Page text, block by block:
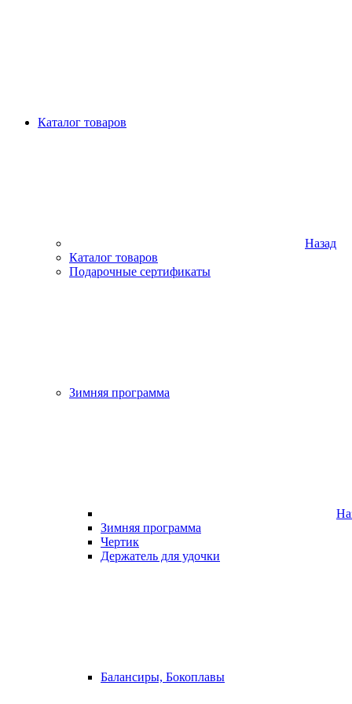
Каталог товаров
Назад
Каталог товаров
Подарочные сертификаты
Зимняя программа
Зимняя программа
Чертик
Держатель для удочки
Балансиры, Бокоплавы